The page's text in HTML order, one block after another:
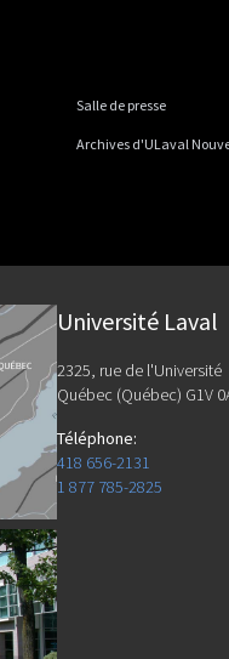
Salle de presse
Archives d'ULaval
Université Laval
2325, rue de l'Université
Québec (Québec) G1V
Téléphone:
418 656-2131
1 877 785-2825